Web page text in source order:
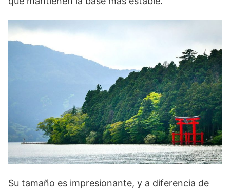
Su tamaño es impresionante, y a diferencia de